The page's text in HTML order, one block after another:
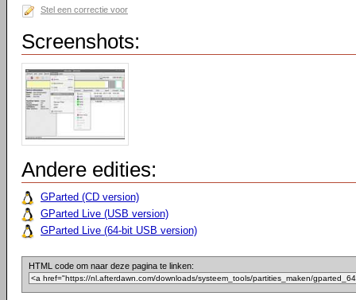
Stel een correctie voor
Screenshots:
Andere edities:
GParted (CD version)
GParted Live (USB version)
GParted Live (64-bit USB version)
HTML code om naar deze pagina te linken: